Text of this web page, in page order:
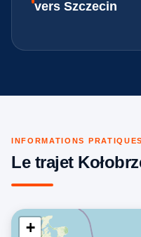
vers Szczecin
INFORMATIONS PRATIQUES
Le trajet
+